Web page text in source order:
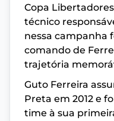
Copa
técnico
nessa campanha
comando de
trajetória
Guto Ferreira
Preta em 2012 e
time à sua